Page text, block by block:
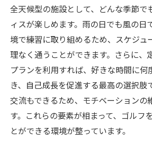
全天候型の施設として、どんな季節で
ィスが楽しめます。雨の日でも風の日
境で練習に取り組めるため、スケジュ
理なく通うことができます。さらに、
プランを利用すれば、好きな時間に何
き、自己成長を促進する最高の選択肢
交流もできるため、モチベーションの
す。これらの要素が相まって、ゴルフ
とができる環境が整っています。